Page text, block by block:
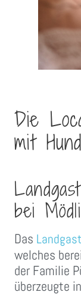
Die
mit Hund
bei
Das
welches
der Familie
überzeugte